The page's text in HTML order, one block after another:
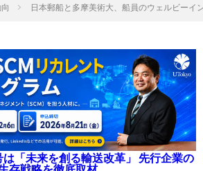
日本郵船と多摩美術大、船員のウェルビーイ
「未来を創る輸送改革」 先行企業の
存戦略を徹底取材